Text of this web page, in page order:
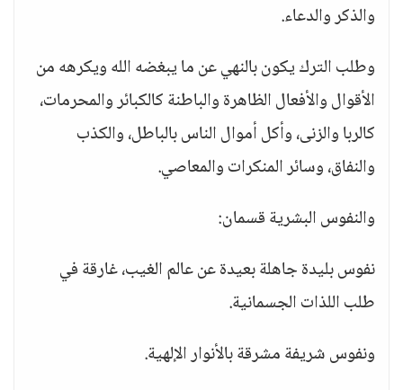
والذكر والدعاء.
وطلب الترك يكون بالنهي عن ما يبغضه الله ويكرهه من
الأقوال والأفعال الظاهرة والباطنة كالكبائر والمحرمات،
كالربا والزنى، وأكل أموال الناس بالباطل، والكذب
والنفاق، وسائر المنكرات والمعاصي.
والنفوس البشرية قسمان:
نفوس بليدة جاهلة بعيدة عن عالم الغيب، غارقة في
طلب اللذات الجسمانية.
ونفوس شريفة مشرقة بالأنوار الإلهية.